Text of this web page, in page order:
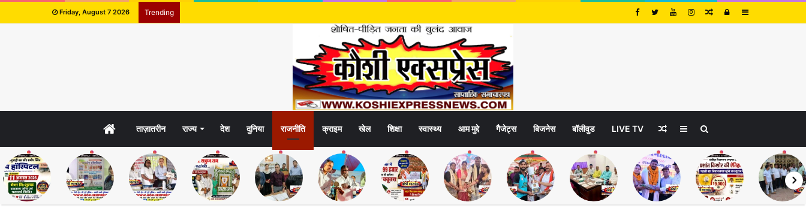
Friday, August 7 2026 Trending Sidebar
Log
Random
HOMEताज़ातरीन राज्य देश दुनिया राजनीति क्राइम खेल शिक्षा स्वास्थ्य आम मुद्दे गैजेट्स बिजनेस बॉलीवुड LIVE TV
for
Sidebar
Random
Article